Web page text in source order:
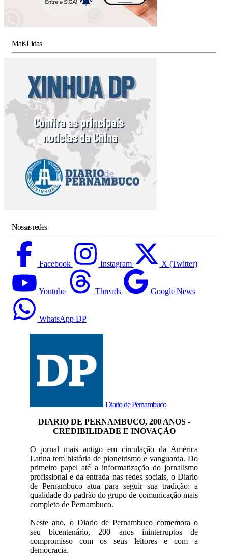
Mais Lidas
Nossas redes
Facebook Instagram X (Twitter)
Youtube Threads Google News
WhatsApp DP
Diario de Pernambuco
DIARIO DE PERNAMBUCO, 200 ANOS -
CREDIBILIDADE E INOVAÇÃO
O jornal mais antigo em circulação da América
Latina tem história de pioneirismo e vanguarda. Do
primeiro papel até a informatização do jornalismo
profissional e da entrada nas redes sociais, o Diario
de Pernambuco atua para seguir sua tradição: a
qualidade do padrão do grupo de comunicação mais
completo de Pernambuco.
Neste ano, o Diario de Pernambuco comemora o
seu bicentenário, 200 anos ininterruptos de
compromisso com os seus leitores e com a
democracia.